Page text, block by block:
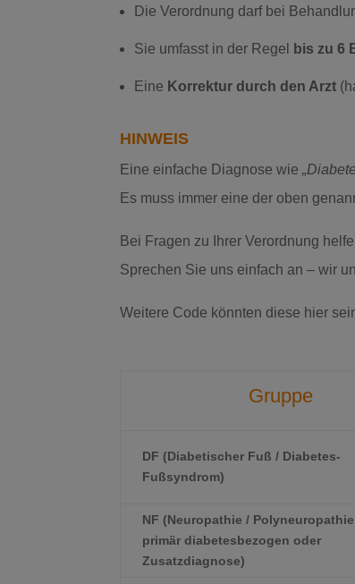
Die Verordnung darf bei
Sie umfasst in der Regel bis zu 6
Eine Korrektur durch den Arzt
HINWEIS
Eine einfache Diagnose wie
Es muss immer eine der oben
Bei Fragen zu Ihrer Verordnung
Sprechen Sie uns einfach an – wir
Weitere Code könnten diese hier
Gruppe
DF (Diabetischer Fuß / Diabetes-
Fußsyndrom)
NF (Neuropathie /
primär diabetesbezogen oder
Zusatzdiagnose)